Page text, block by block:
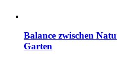
Balance zwischen
Garten